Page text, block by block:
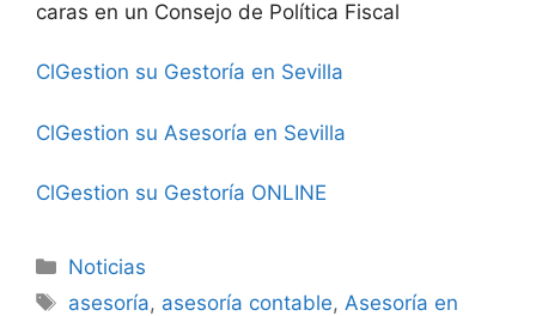
caras en un Consejo de Política Fiscal
ClGestion su Gestoría en Sevilla
ClGestion su Asesoría en Sevilla
ClGestion su Gestoría ONLINE
Categorías
Noticias
Etiquetas
asesoría, asesoría contable,Asesoría en